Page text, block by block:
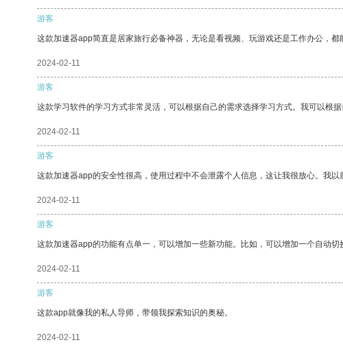
游客
这款加速器app简直是居家旅行必备神器，无论是看视频、玩游戏还是工作办公，
2024-02-11
游客
这款学习软件的学习方式非常灵活，可以根据自己的需求选择学习方式。我可以根据
2024-02-11
游客
这款加速器app的安全性很高，使用过程中不会泄露个人信息，这让我很放心。我
2024-02-11
游客
这款加速器app的功能有点单一，可以增加一些新功能。比如，可以增加一个自动
2024-02-11
游客
这款app就像我的私人导师，带领我探索知识的奥秘。
2024-02-11